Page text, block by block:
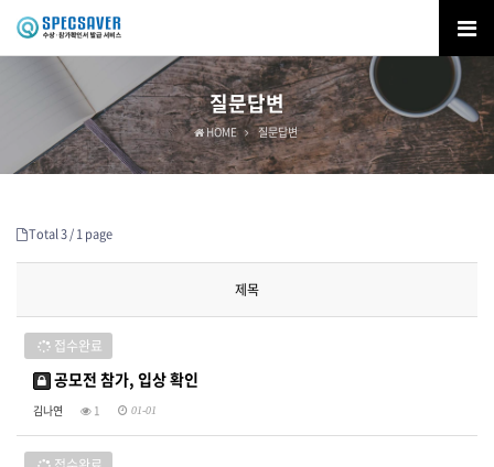
질문답변
HOME 질문답변
Total 3 /1 page
제목
접수완료
공모전 참가, 입상 확인
김나연 1 01-01